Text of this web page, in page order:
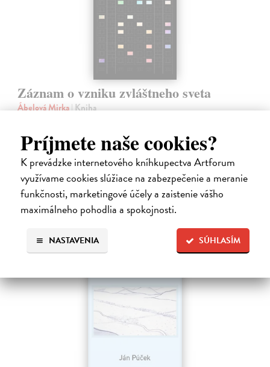
Príjmete naše cookies?
K prevádzke internetového kníhkupectva Artforum
využívame cookies slúžiace na zabezpečenie a meranie
funkčnosti, marketingové účely a zaistenie vášho
maximálneho pohodlia a spokojnosti.
SÚHLASÍM
NASTAVENIA
Záznam o vzniku zvláštneho sveta
Ábelová Mirka| Kniha
slovenská poetka Mirka Ábelová novú básnickú zbierku. Záznam o
vzniku zvláštneho…
Na sklade
14,31 €
15,90 € ?